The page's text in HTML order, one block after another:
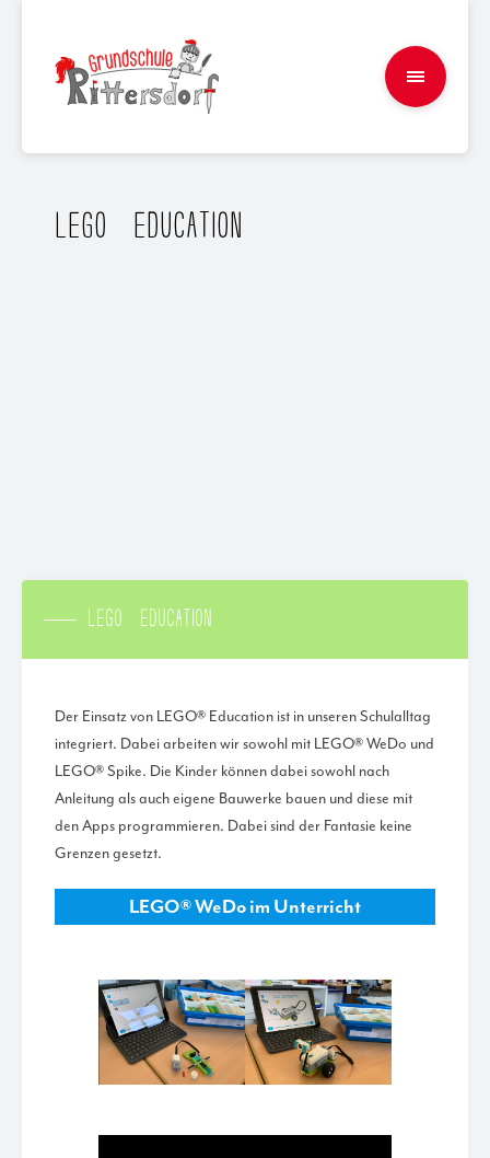
LEGO® EDUCATION
LEGO® EDUCATION
Der Einsatz von LEGO® Education ist in unseren Schulalltag
integriert. Dabei arbeiten wir sowohl mit LEGO® WeDo und
LEGO® Spike. Die Kinder können dabei sowohl nach
Anleitung als auch eigene Bauwerke bauen und diese mit
den Apps programmieren. Dabei sind der Fantasie keine
Grenzen gesetzt.
LEGO® WeDo im Unterricht